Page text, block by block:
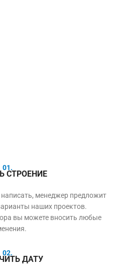
01.
СТРОЕНИЕ
менеджер предложит
наших проектов.
вы можете вносить любые
02.
ДАТУ